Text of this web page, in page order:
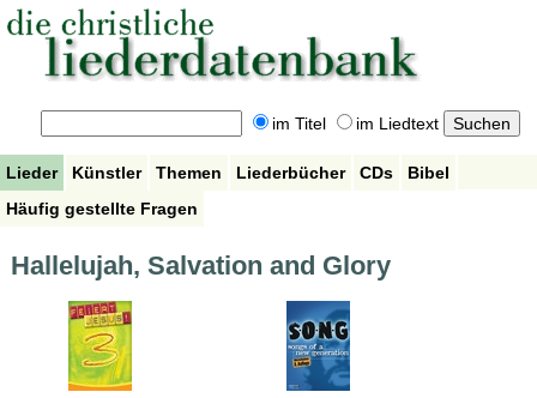
im Titel im Liedtext
Lieder Künstler Themen Liederbücher CDs
Bibel
Häufig gestellte Fragen
Hallelujah, Salvation and Glory